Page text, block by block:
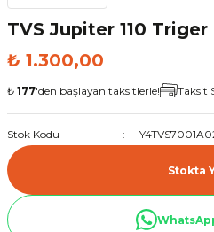
TVS Jupiter 110 Triger
₺ 1.300,00
₺ 177'den başlayan taksitlerle! Taksit
Stok Kodu
Stokta